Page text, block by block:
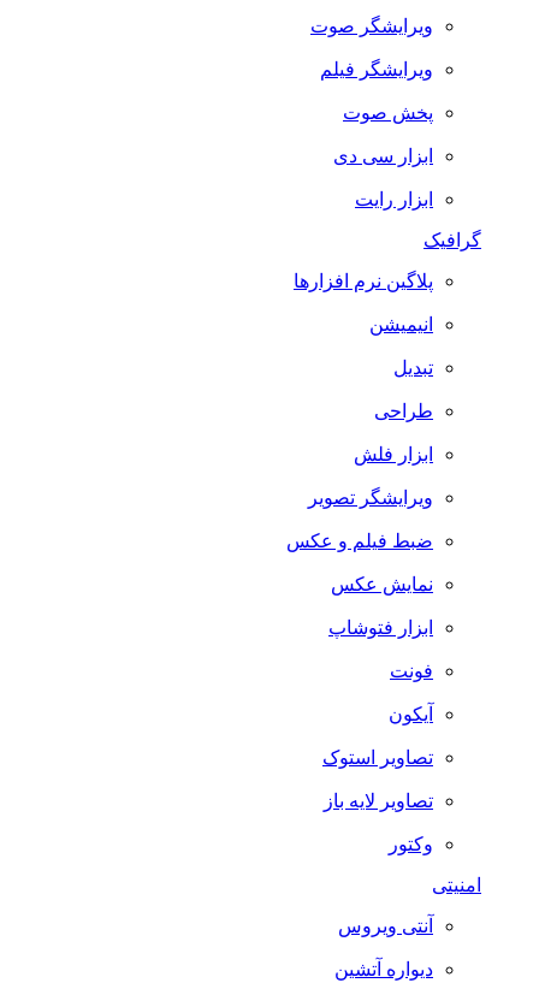
ویرایشگر صوت
ویرایشگر فیلم
پخش صوت
ابزار سی دی
ابزار رایت
گرافیک
پلاگین نرم افزارها
انیمیشن
تبدیل
طراحی
ابزار فلش
ویرایشگر تصویر
ضبط فيلم و عكس
نمایش عکس
ابزار فتوشاپ
فونت
آیکون
تصاویر استوک
تصاویر لایه باز
وکتور
امنیتی
آنتی ویروس
دیواره آتشین